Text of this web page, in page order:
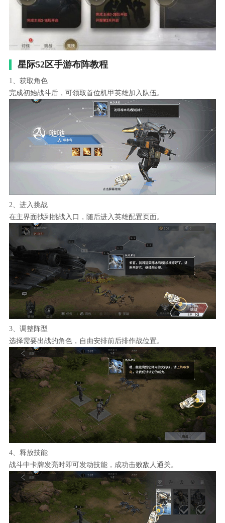
星际52区手游布阵教程
1、获取角色
完成初始战斗后，可领取首位机甲英雄加入队伍。
2、进入挑战
在主界面找到挑战入口，随后进入英雄配置页面。
3、调整阵型
选择需要出战的角色，自由安排前后排作战位置。
4、释放技能
战斗中卡牌发亮时即可发动技能，成功击败敌人通关。